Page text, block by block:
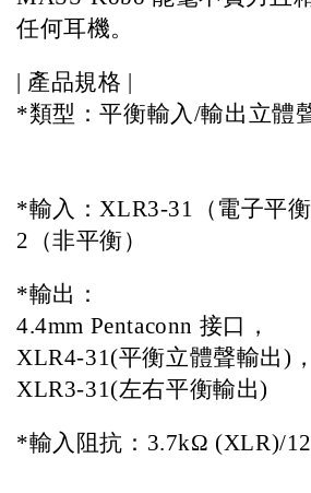
任何耳機。
| 產品規格 |
*類型：平衡輸入/輸出立體
*輸入：XLR3-31（電子平
2（非平衡）
*輸出：
4.4mm Pentaconn 接口，
XLR4-31(平衡立體聲輸出)，
XLR3-31(左右平衡輸出)
*輸入阻抗：3.7kΩ